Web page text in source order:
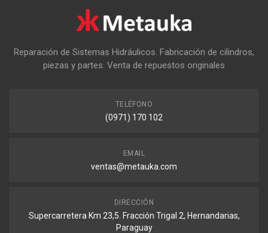
Reparación de Sistemas Hidráulicos. Fabricación de cilindros,
piezas y partes. Venta de repuestos originales
TELÉFONO
(0971) 170 102
EMAIL
ventas@metauka.com
DIRECCIÓN
Supercarretera Km 23,5. Fracción Trigal 2, Hernandarias,
Paraguay